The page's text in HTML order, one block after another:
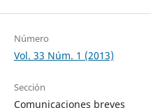
Número
Vol. 33 Núm. 1 (2013)
Sección
Comunicaciones breves